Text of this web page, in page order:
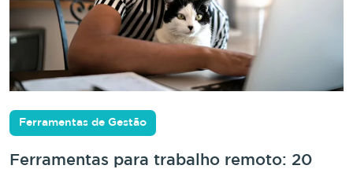
Ferramentas de Gestão
Ferramentas para trabalho remoto: 20